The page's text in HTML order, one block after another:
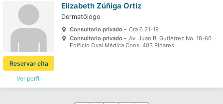
Ver perfil
Reservar cita
Elizabeth Zúñiga Ortiz
Dermatólogo
Consultorio privado - Cra 6 21-19
Consultorio privado - Av. Juan B. Gutiérrez No. 18-60
Edificio Oval Médica Cons. 403 Pinares